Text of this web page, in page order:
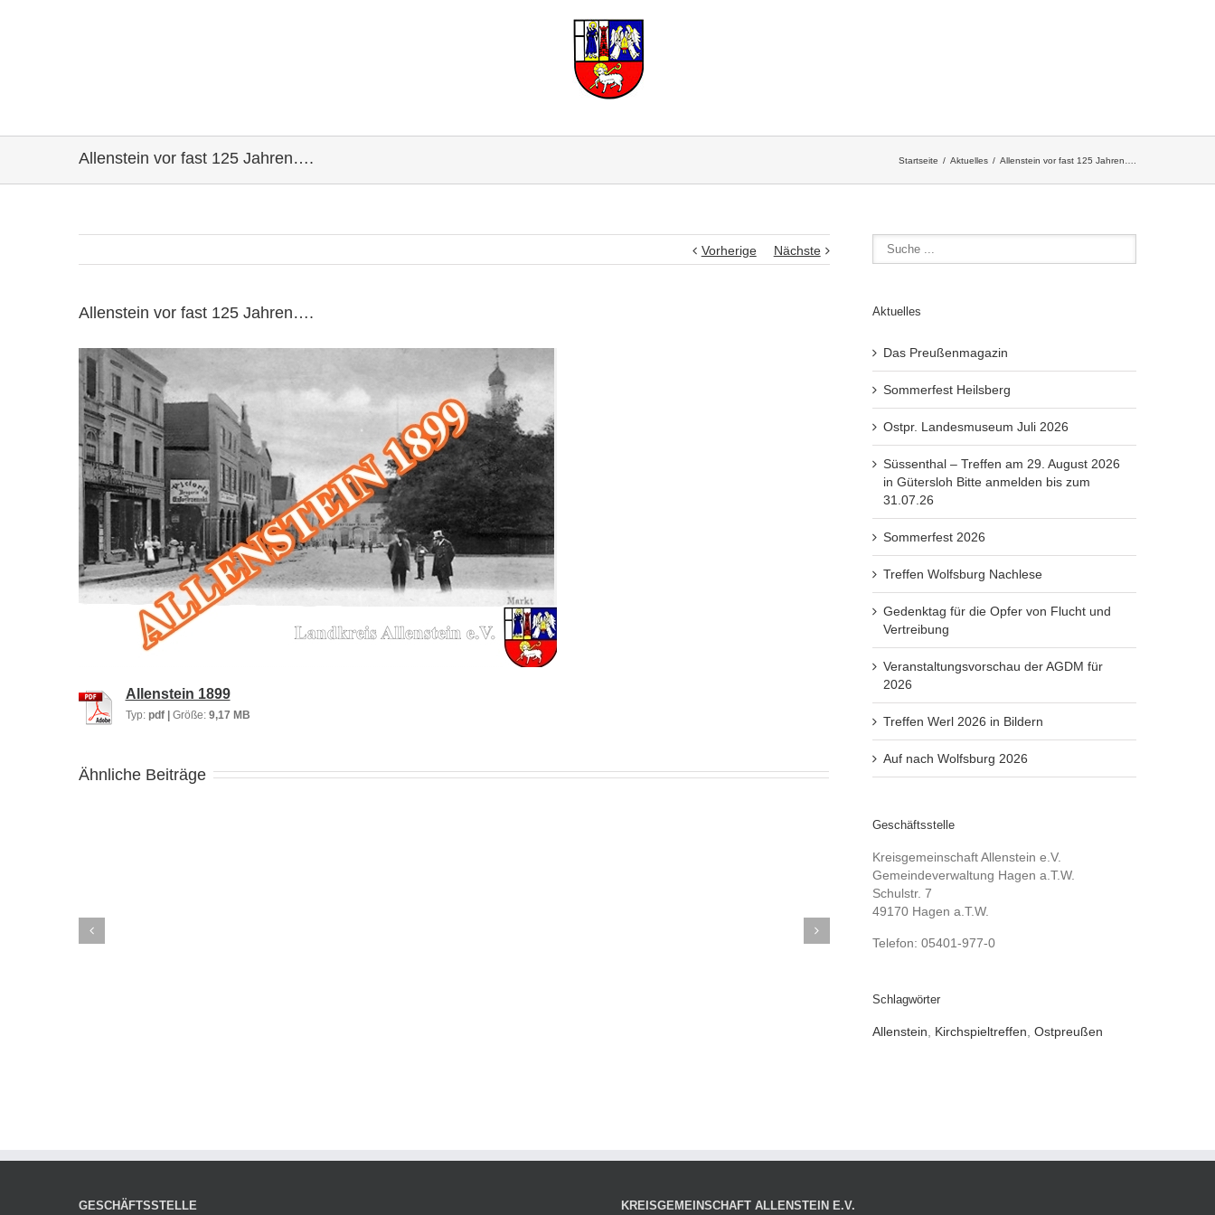
Allenstein vor fast 125 Jahren…. Startseite Aktuelles Allenstein vor fast 125 Jahren….
Vorherige Nächste
Allenstein vor fast 125 Jahren….
Allenstein 1899
Typ:pdf | Größe: 9,17 MB
Ähnliche Beiträge
Aktuelles
Das Preußenmagazin
Sommerfest Heilsberg
Ostpr. Landesmuseum Juli 2026
Süssenthal – Treffen am 29. August 2026
in Gütersloh Bitte anmelden bis zum
31.07.26
Sommerfest 2026
Treffen Wolfsburg Nachlese
Gedenktag für die Opfer von Flucht und
Vertreibung
Veranstaltungsvorschau der AGDM für
2026
Treffen Werl 2026 in Bildern
Auf nach Wolfsburg 2026
Geschäftsstelle
Kreisgemeinschaft Allenstein e.V.
Gemeindeverwaltung Hagen a.T.W.
Schulstr. 7
49170 Hagen a.T.W.
Telefon: 05401-977-0
Schlagwörter
Allenstein Kirchspieltreffen Ostpreußen
GESCHÄFTSSTELLE KREISGEMEINSCHAFT ALLENSTEIN E.V.